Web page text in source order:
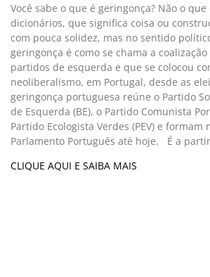
Você sabe o que é geringonça? Não o que
dicionários, que significa coisa ou
com pouca solidez, mas no sentido
geringonça é como se chama a
partidos de esquerda e que se colocou
neoliberalismo, em Portugal, desde as
geringonça portuguesa reúne o Partido
de Esquerda (BE), o Partido Comunista
Partido Ecologista Verdes (PEV) e formam
Parlamento Português até hoje. É a
CLIQUE AQUI E SAIBA MAIS